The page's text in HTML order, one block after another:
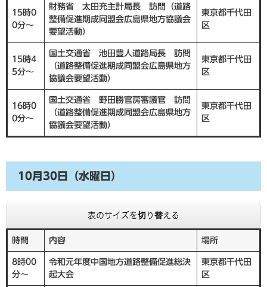
15時0
0分～
財務省 太田充主計局長 訪問（道路
整備促進期成同盟会広島県地方協議会
要望活動）
東京都千代田
区
15時4
5分～
国土交通省 池田豊人道路局長 訪問
（道路整備促進期成同盟会広島県地方
協議会要望活動）
東京都千代田
区
16時0
0分～
国土交通省 野田勝官房審議官 訪問
（道路整備促進期成同盟会広島県地方
協議会要望活動）
東京都千代田
区
10月30日（水曜日）
表のサイズを切り替える
時間 内容 場所
8時00
分～
令和元年度中国地方道路整備促進総決
起大会
東京都千代田
区